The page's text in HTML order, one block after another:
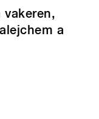
vakeren,
a